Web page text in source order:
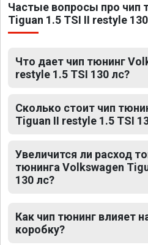
Частые вопросы про чип
Tiguan 1.5 TSI II restyle
Что дает чип тюнинг
restyle 1.5 TSI 130 лс?
Сколько стоит чип
Tiguan II restyle 1.5 TSI
Увеличится ли расход
тюнинга Volkswagen
130 лс?
Как чип тюнинг влияет
коробку?